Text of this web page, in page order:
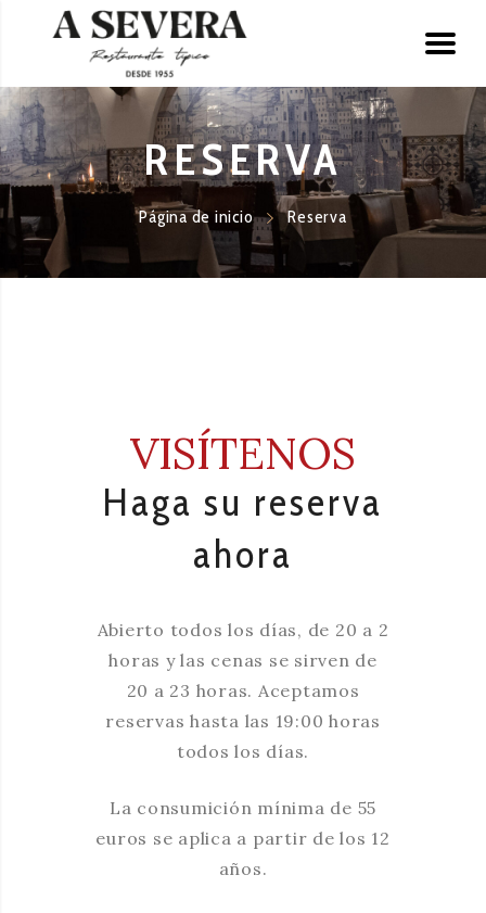
RESERVA
Página de inicio Reserva
VISÍTENOS
Haga su reserva
ahora
Abierto todos los días, de 20 a 2
horas y las cenas se sirven de
20 a 23 horas. Aceptamos
reservas hasta las 19:00 horas
todos los días.
La consumición mínima de 55
euros se aplica a partir de los 12
años.